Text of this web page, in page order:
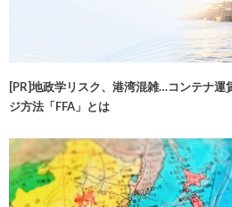
[PR]地政学リスク、港湾混雑…コンテナ運
ジ方法「FFA」とは